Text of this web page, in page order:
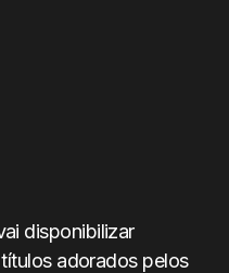
disponibilizar
adorados pelos